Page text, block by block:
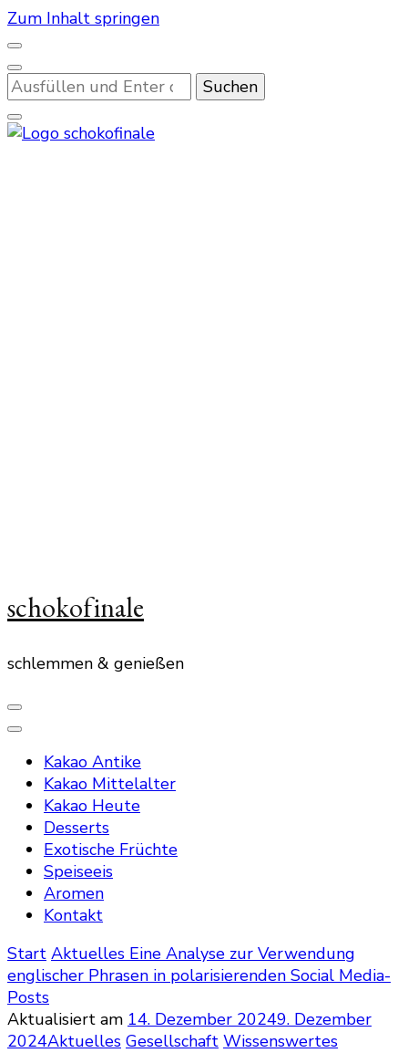
Zum Inhalt springen
Suchst
du
nach
etwas?
schokofinale
schlemmen & genießen
Kakao Antike
Kakao Mittelalter
Kakao Heute
Desserts
Exotische Früchte
Speiseeis
Aromen
Kontakt
Start Aktuelles Eine Analyse zur Verwendung
englischer Phrasen in polarisierenden Social Media-
Posts
Aktualisiert am 14. Dezember 20249. Dezember
2024Aktuelles Gesellschaft Wissenswertes